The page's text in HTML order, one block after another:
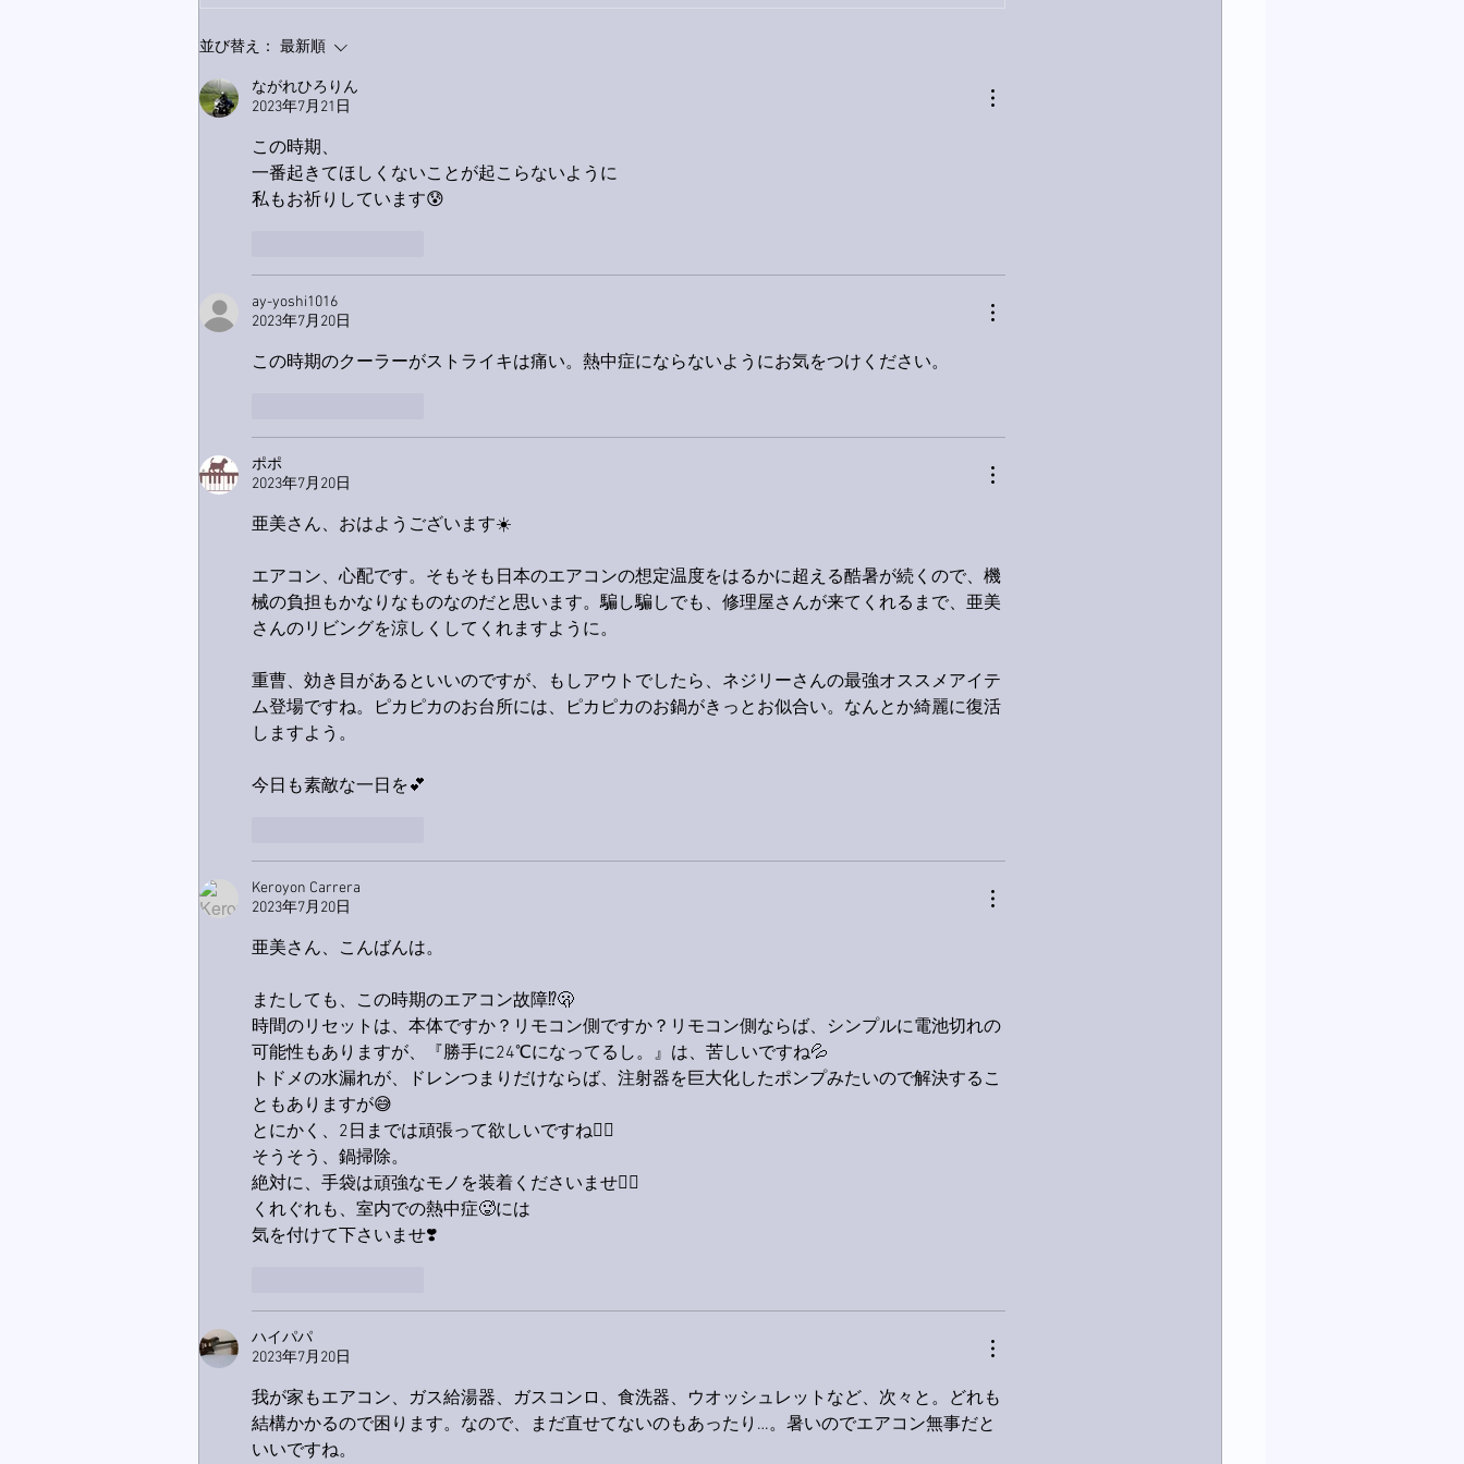
9月23日「amiism」リリー
並び替え： 最新順
ながれひろりん
2023年7月21日
この時期、
一番起きてほしくないことが起こらないように
私もお祈りしています😰
ay-yoshi1016
2023年7月20日
この時期のクーラーがストライキは痛い。熱中症にならないようにお気をつけください。
ポポ
2023年7月20日
亜美さん、おはようございます☀️
エアコン、心配です。そもそも日本のエアコンの想定温度をはるかに超える酷暑が続くので、機
械の負担もかなりなものなのだと思います。騙し騙しでも、修理屋さんが来てくれるまで、亜美
さんのリビングを涼しくしてくれますように。
重曹、効き目があるといいのですが、もしアウトでしたら、ネジリーさんの最強オススメアイテ
ム登場ですね。ピカピカのお台所には、ピカピカのお鍋がきっとお似合い。なんとか綺麗に復活
しますよう。
今日も素敵な一日を💕
Keroyon Carrera
2023年7月20日
亜美さん、こんばんは。
またしても、この時期のエアコン故障⁉️🫢
時間のリセットは、本体ですか？リモコン側ですか？リモコン側ならば、シンプルに電池切れの
可能性もありますが、『勝手に24℃になってるし。』は、苦しいですね💦
トドメの水漏れが、ドレンつまりだけならば、注射器を巨大化したポンプみたいので解決するこ
ともありますが😅
とにかく、2日までは頑張って欲しいですね🙋‍♂️
そうそう、鍋掃除。
絶対に、手袋は頑強なモノを装着くださいませ🙋‍♂️
くれぐれも、室内での熱中症🥵には
気を付けて下さいませ❣️
ハイパパ
2023年7月20日
我が家もエアコン、ガス給湯器、ガスコンロ、食洗器、ウオッシュレットなど、次々と。どれも
結構かかるので困ります。なので、まだ直せてないのもあったり…。暑いのでエアコン無事だと
いいですね。